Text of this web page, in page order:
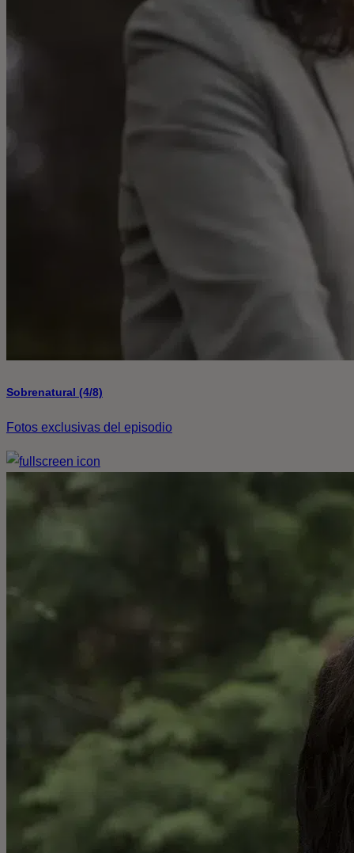
Sobrenatural (4/8)
Fotos exclusivas del episodio